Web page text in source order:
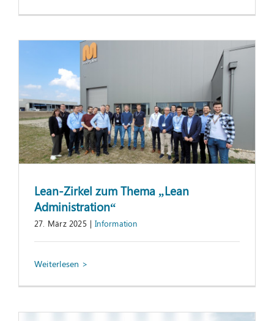
Lean-Zirkel zum Thema „Lean
Administration“
27. März 2025 | Information
Best Practice-Konferenz am 4. Juni 2025